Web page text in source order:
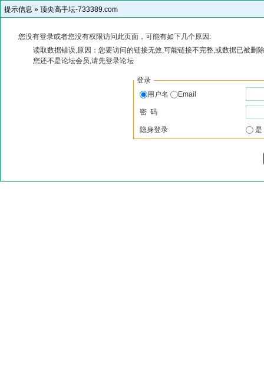
提示信息 » 顶尖高手坛-733389.com
您没有登录或者您没有权限访问此页面，可能有如下几个原因:
读取数据错误,原因：您要访问的链接无效,可能链接不完整,或数据已被删
您还不是论坛会员,请先登录论坛
登录
用户名
Email
密 码
隐身登录